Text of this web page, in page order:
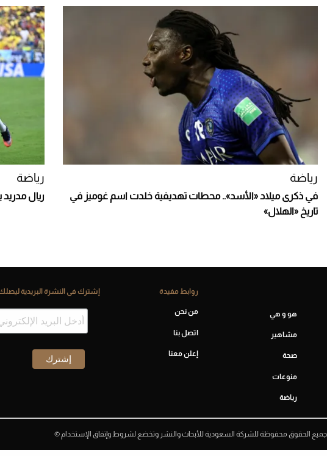
رياضة
في ذكرى ميلاد «الأسد».. محطات تهديفية خلدت اسم غوميز في
تاريخ «الهلال»
رياضة
ريال
هو و هي
مشاهير
صحة
منوعات
رياضة
روابط مفيدة
من نحن
اتصل بنا
إعلن معنا
إشترك فى النشرة البريدية
جميع الحقوق محفوظة للشركة السعودية للأبحاث والنشر وتخضع لشروط وإتفاق الإستخدام ©